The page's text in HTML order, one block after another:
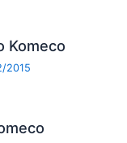
Komeco
2015